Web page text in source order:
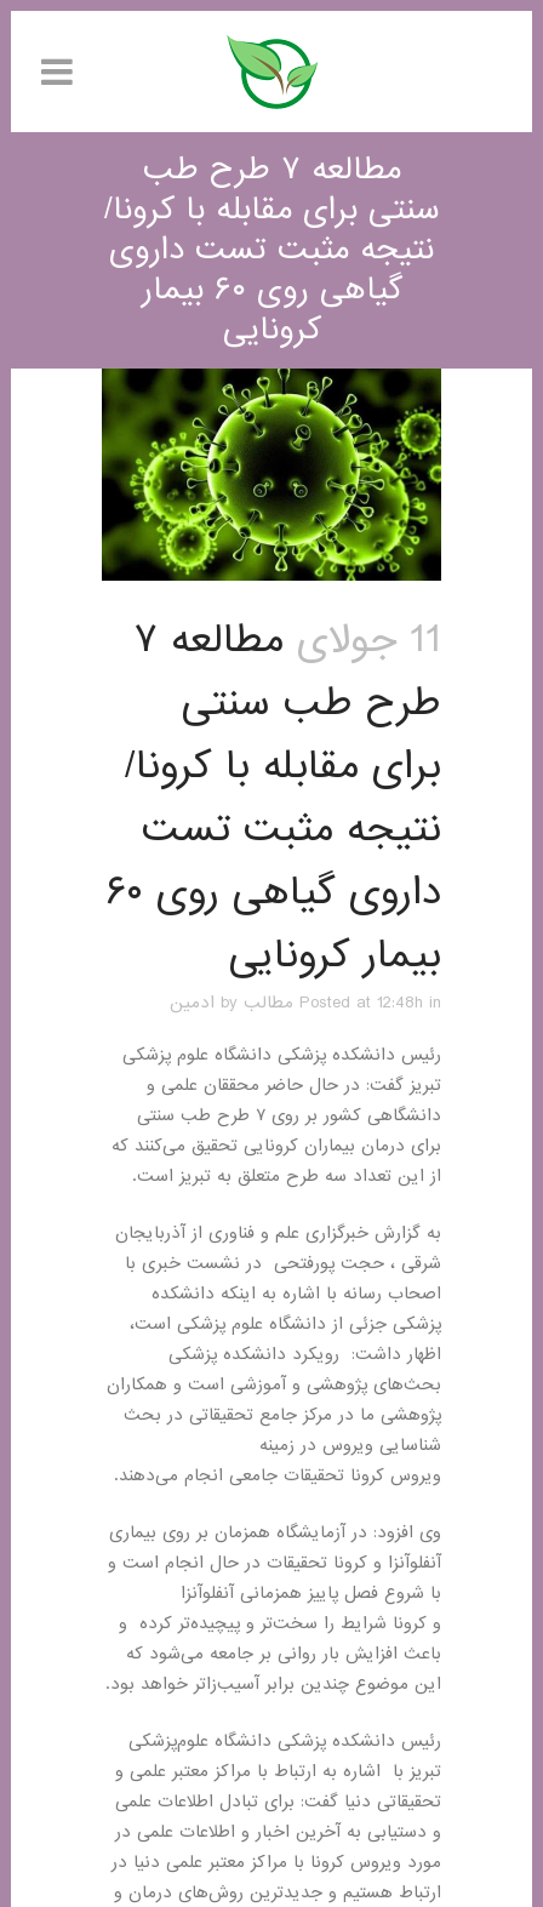
مطالعه ۷ طرح طب
سنتی برای مقابله با کرونا/
نتیجه مثبت تست داروی
گیاهی روی ۶۰ بیمار
کرونایی
11 جولای
مطالعه ۷
طرح طب سنتی
برای مقابله با کرونا/
نتیجه مثبت تست
داروی گیاهی روی ۶۰
بیمار کرونایی
Posted at 12:48h in مطالب by ادمین
رئیس دانشکده پزشکی دانشگاه علوم پزشکی
تبریز گفت: در حال حاضر محققان علمی و
دانشگاهی کشور بر روی ۷ طرح طب سنتی
برای درمان بیماران کرونایی تحقیق می‌کنند که
از این تعداد سه طرح متعلق به تبریز است.
به گزارش خبرگزاری علم و فناوری از آذربایجان
شرقی ، حجت پورفتحی در نشست خبری با
اصحاب رسانه با اشاره به اینکه دانشکده
پزشکی جزئی از دانشگاه علوم پزشکی است،
اظهار داشت: رویکرد دانشکده پزشکی
بحث‌های پژوهشی و آموزشی است و همکاران
پژوهشی ما در مرکز جامع تحقیقاتی در بحث
شناسایی ویروس در زمینه
ویروس کرونا تحقیقات جامعی انجام می‌دهند.
وی افزود: در آزمایشگاه همزمان بر روی بیماری
آنفلوآنزا و کرونا تحقیقات در حال انجام است و
با شروع فصل پاییز همزمانی آنفلوآنزا
و کرونا شرایط را سخت‌تر و پیچیده‌تر کرده و
باعث افزایش بار روانی بر جامعه می‌شود که
این موضوع چندین برابر آسیب‌زاتر خواهد بود.
رئیس دانشکده پزشکی دانشگاه علوم‌پزشکی
تبریز با اشاره به ارتباط با مراکز معتبر علمی و
تحقیقاتی دنیا گفت: برای تبادل اطلاعات علمی
و دستیابی به آخرین اخبار و اطلاعات علمی در
مورد ویروس کرونا با مراکز معتبر علمی دنیا در
ارتباط هستیم و جدیدترین روش‌های درمان و